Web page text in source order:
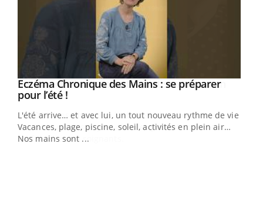
Youtube
Eczéma Chronique des Mains : se préparer
pour l’été !Youtube
L'été arrive… et avec lui, un tout nouveau rythme de vie !
Vacances, plage, piscine, soleil, activités en plein air…
Nos mains sont ...